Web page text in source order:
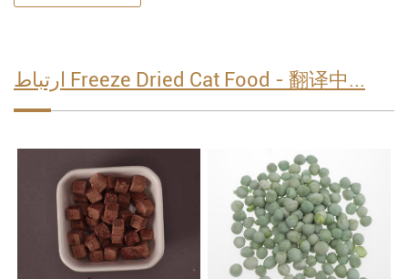
ارتباط Freeze Dried Cat Food - 翻译中...